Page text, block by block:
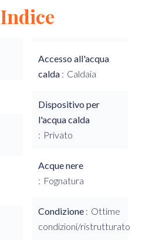
Indice
Accesso all'acqua
calda
Caldaia
Dispositivo per
l'acqua calda
Privato
Acque nere
Fognatura
Condizione
Ottime
condizioni/ristrutturato